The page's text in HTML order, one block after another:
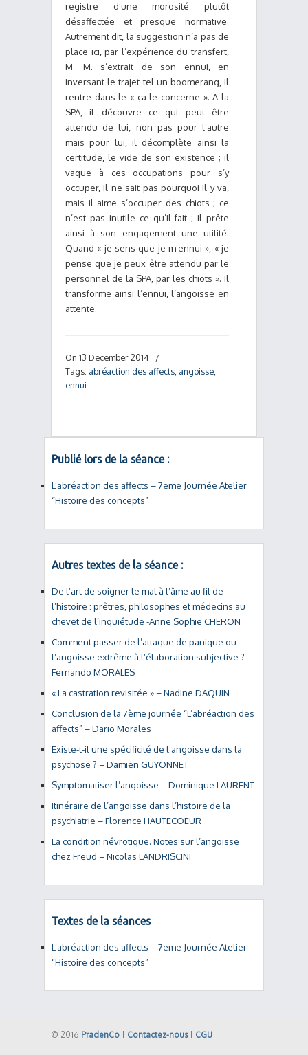
registre d’une morosité plutôt
désaffectée et presque normative.
Autrement dit, la suggestion n’a pas de
place ici, par l’expérience du transfert,
M. M. s’extrait de son ennui, en
inversant le trajet tel un boomerang, il
rentre dans le « ça le concerne ». A la
SPA, il découvre ce qui peut être
attendu de lui, non pas pour l’autre
mais pour lui, il décomplète ainsi la
certitude, le vide de son existence ; il
vaque à ces occupations pour s’y
occuper, il ne sait pas pourquoi il y va,
mais il aime s’occuper des chiots ; ce
n’est pas inutile ce qu’il fait ; il prête
ainsi à son engagement une utilité.
Quand « je sens que je m’ennui », « je
pense que je peux être attendu par le
personnel de la SPA, par les chiots ». Il
transforme ainsi l’ennui, l’angoisse en
attente.
On 13 December 2014
/
Tags: abréaction des affects angoisse
ennui
Publié lors de la séance :
L’abréaction des affects – 7eme Journée Atelier
“Histoire des concepts”
Autres textes de la séance :
De l’art de soigner le mal à l’âme au fil de
l’histoire : prêtres, philosophes et médecins au
chevet de l’inquiétude -Anne Sophie CHERON
Comment passer de l’attaque de panique ou
l’angoisse extrême à l’élaboration subjective ? –
Fernando MORALES
« La castration revisitée » – Nadine DAQUIN
Conclusion de la 7ème journée “L’abréaction des
affects” – Dario Morales
Existe-t-il une spécificité de l’angoisse dans la
psychose ? – Damien GUYONNET
Symptomatiser l’angoisse – Dominique LAURENT
Itinéraire de l’angoisse dans l’histoire de la
psychiatrie – Florence HAUTECOEUR
La condition névrotique. Notes sur l’angoisse
chez Freud – Nicolas LANDRISCINI
Textes de la séances
L’abréaction des affects – 7eme Journée Atelier
“Histoire des concepts”
© 2016 PradenCo Contactez-nous| CGU